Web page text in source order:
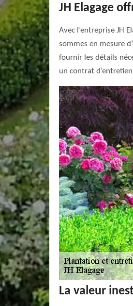
JH Elagage
Avec l’entreprise JH
sommes en mesure
fournir les détails
un contrat
La valeur